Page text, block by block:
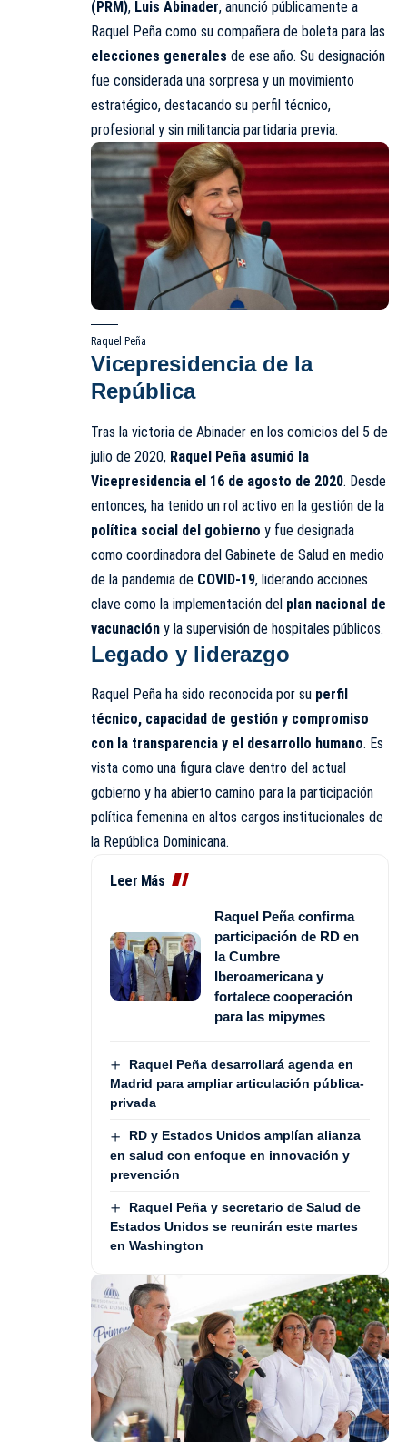
(PRM), Luis Abinader, anunció públicamente a
Raquel Peña como su compañera de boleta para las
elecciones generales de ese año. Su designación
fue considerada una sorpresa y un movimiento
estratégico, destacando su perfil técnico,
profesional y sin militancia partidaria previa.
Raquel Peña
Vicepresidencia de la
República
Tras la victoria de Abinader en los comicios del 5 de
julio de 2020, Raquel Peña asumió la
Vicepresidencia el 16 de agosto de 2020. Desde
entonces, ha tenido un rol activo en la gestión de la
política social del gobierno y fue designada
como coordinadora del Gabinete de Salud en medio
de la pandemia de COVID-19, liderando acciones
clave como la implementación del plan nacional de
vacunación y la supervisión de hospitales públicos.
Legado y liderazgo
Raquel Peña ha sido reconocida por su perfil
técnico, capacidad de gestión y compromiso
con la transparencia y el desarrollo humano. Es
vista como una figura clave dentro del actual
gobierno y ha abierto camino para la participación
política femenina en altos cargos institucionales de
la República Dominicana.
Leer Más
Raquel Peña confirma
participación de RD en
la Cumbre
Iberoamericana y
fortalece cooperación
para las mipymes
Raquel Peña desarrollará agenda en
Madrid para ampliar articulación pública-
privada
RD y Estados Unidos amplían alianza
en salud con enfoque en innovación y
prevención
Raquel Peña y secretario de Salud de
Estados Unidos se reunirán este martes
en Washington